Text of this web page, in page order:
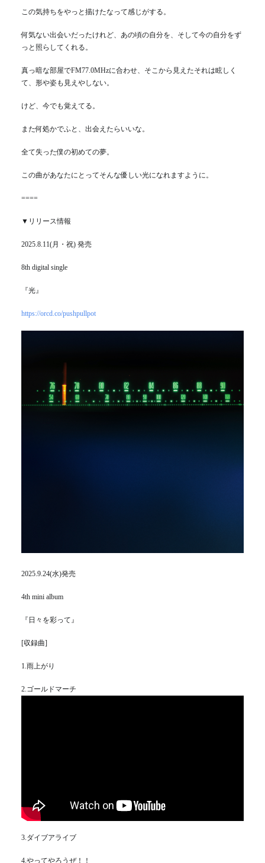
この気持ちをやっと描けたなって感じがする。
何気ない出会いだったけれど、あの頃の自分を、そして今の自分をず
っと照らしてくれる。
真っ暗な部屋でFM77.0MHzに合わせ、そこから見えたそれは眩しく
て、形や姿も見えやしない。
けど、今でも覚えてる。
また何処かでふと、出会えたらいいな。
全て失った僕の初めての夢。
この曲があなたにとってそんな優しい光になれますように。
====
▼リリース情報
2025.8.11(月・祝) 発売
8th digital single
『光』
https://orcd.co/pushpullpot
2025.9.24(水)発売
4th mini album
『日々を彩って』
[収録曲]
1.雨上がり
2.ゴールドマーチ
3.ダイブアライブ
4.やってやろうぜ！！